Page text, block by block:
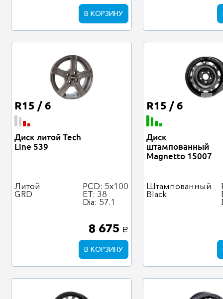
В КОРЗИНУ
R15 / 6
Диск литой Tech
Line 539
Литой
GRD
PCD: 5x100
ET: 38
Dia: 57.1
8 675 a
В КОРЗИНУ
R15 / 6
Диск
штампованный
Magnetto 15007
Штампованный
Black